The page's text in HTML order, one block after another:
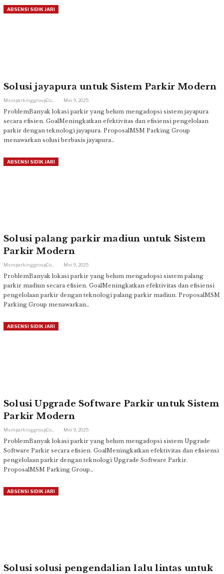
ABSENSI SIDIK JARI
Solusi jayapura untuk Sistem Parkir Modern
Mei 9, 2025
ProblemBanyak lokasi parkir yang belum mengadopsi sistem jayapura
secara efisien. GoalMeningkatkan efektivitas dan efisiensi pengelolaan
parkir dengan teknologi jayapura. ProposalMSM Parking Group
menawarkan solusi berbasis jayapura…
ABSENSI SIDIK JARI
Solusi palang parkir madiun untuk Sistem
Parkir Modern
Msmparkinggroup.com Mei 9, 2025
ProblemBanyak lokasi parkir yang belum mengadopsi sistem palang
parkir madiun secara efisien. GoalMeningkatkan efektivitas dan efisiensi
pengelolaan parkir dengan teknologi palang parkir madiun. ProposalMSM
Parking Group menawarkan…
ABSENSI SIDIK JARI
Solusi Upgrade Software Parkir untuk Sistem
Parkir Modern
Mei 9, 2025
ProblemBanyak lokasi parkir yang belum mengadopsi sistem Upgrade
Software Parkir secara efisien. GoalMeningkatkan efektivitas dan efisiensi
pengelolaan parkir dengan teknologi Upgrade Software Parkir.
ProposalMSM Parking Group…
ABSENSI SIDIK JARI
Solusi solusi pengendalian lalu lintas untuk